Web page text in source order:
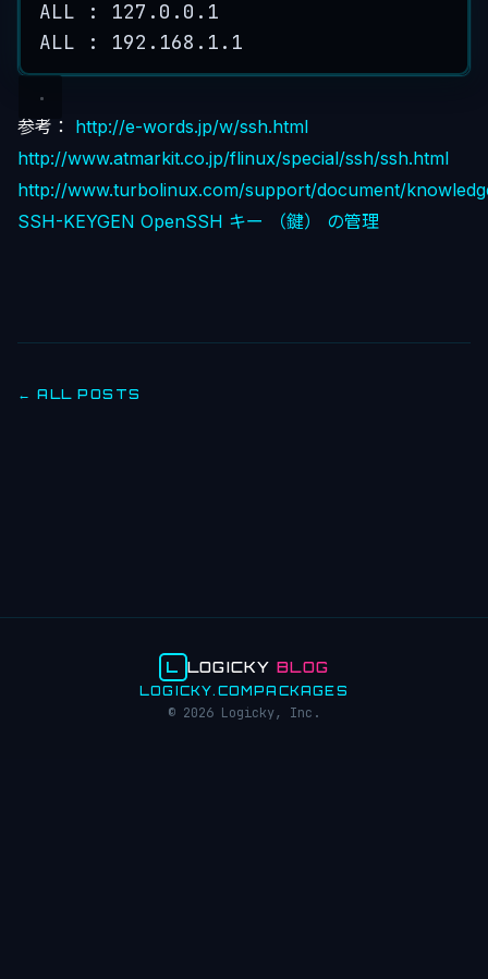
ALL : 127.0 . 0.1
ALL : 192.168 . 1.1
参考： http://e-words.jp/w/ssh.html
http://www.atmarkit.co.jp/flinux/special/ssh/ssh.html
http://www.turbolinux.com/support/document/
SSH-KEYGEN OpenSSH キー （鍵） の管理
← ALL POSTS
L LOGICKYBLOG
LOGICKY.COMPACKAGES
© 2026 Logicky, Inc.